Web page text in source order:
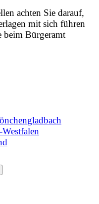
achten Sie darauf,
mit sich führen
beim Bürgeramt